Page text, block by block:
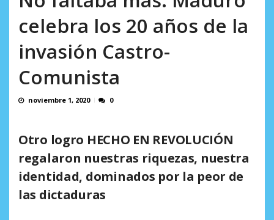
celebra los 20 años de la
invasión Castro-
Comunista
noviembre 1, 2020 0
Otro logro HECHO EN REVOLUCIÓN
regalaron nuestras riquezas, nuestra
identidad, dominados por la peor de
las dictaduras